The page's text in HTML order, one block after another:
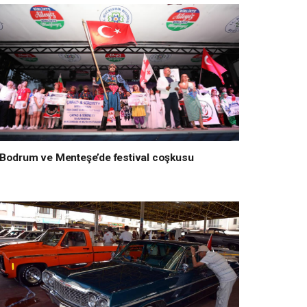
ve Menteşe’de festival coşkusu